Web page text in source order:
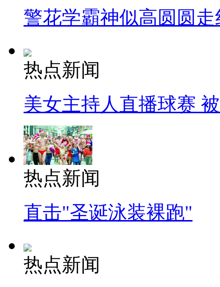
警花学霸神似高圆圆走
热点新闻
美女主持人直播球赛
热点新闻
直击"圣诞泳装裸跑"
热点新闻